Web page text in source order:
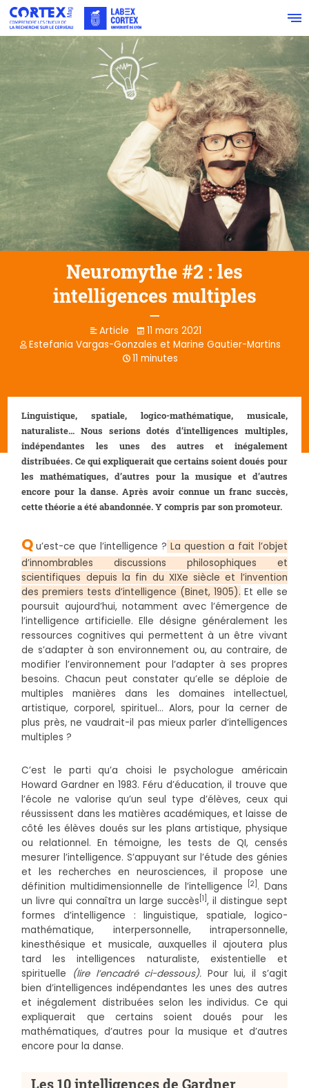
Neuromythe #2 : les
intelligences multiples
Article
11 mars 2021
Estefania Vargas-Gonzales et Marine Gautier-Martins
11 minutes
Linguistique, spatiale, logico-mathématique, musicale,
naturaliste… Nous serions dotés d’intelligences multiples,
indépendantes les unes des autres et inégalement
distribuées. Ce qui expliquerait que certains soient doués pour
les mathématiques, d’autres pour la musique et d’autres
encore pour la danse. Après avoir connue un franc succès,
cette théorie a été abandonnée. Y compris par son promoteur.
Q u’est-ce que l’intelligence ? La question a fait l’objet
d’innombrables discussions philosophiques et
scientifiques depuis la fin du XIXe siècle et l’invention
des premiers tests d’intelligence (Binet, 1905). Et elle se
poursuit aujourd’hui, notamment avec l’émergence de
l’intelligence artificielle. Elle désigne généralement les
ressources cognitives qui permettent à un être vivant
de s’adapter à son environnement ou, au contraire, de
modifier l’environnement pour l’adapter à ses propres
besoins. Chacun peut constater qu’elle se déploie de
multiples manières dans les domaines intellectuel,
artistique, corporel, spirituel… Alors, pour la cerner de
plus près, ne vaudrait-il pas mieux parler d’intelligences
multiples ?
C’est le parti qu’a choisi le psychologue américain
Howard Gardner en 1983. Féru d’éducation, il trouve que
l’école ne valorise qu’un seul type d’élèves, ceux qui
réussissent dans les matières académiques, et laisse de
côté les élèves doués sur les plans artistique, physique
ou relationnel. En témoigne, les tests de QI, censés
mesurer l’intelligence. S’appuyant sur l’étude des génies
et les recherches en neurosciences, il propose une
définition multidimensionnelle de l’intelligence
[2] . Dans
un livre qui connaîtra un large succès [1] , il distingue sept
formes d’intelligence : linguistique, spatiale, logico-
mathématique, interpersonnelle, intrapersonnelle,
kinesthésique et musicale, auxquelles il ajoutera plus
tard les intelligences naturaliste, existentielle et
spirituelle
(lire l’encadré ci-dessous). Pour lui, il s’agit
bien d’intelligences indépendantes les unes des autres
et inégalement distribuées selon les individus. Ce qui
expliquerait que certains soient doués pour les
mathématiques, d’autres pour la musique et d’autres
encore pour la danse.
Les 10 intelligences de Gardner